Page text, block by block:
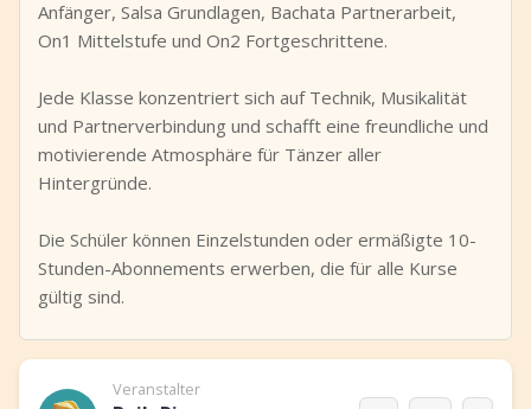
Anfänger, Salsa Grundlagen, Bachata Partnerarbeit,
On1 Mittelstufe und On2 Fortgeschrittene.
Jede Klasse konzentriert sich auf Technik, Musikalität
und Partnerverbindung und schafft eine freundliche und
motivierende Atmosphäre für Tänzer aller
Hintergründe.
Die Schüler können Einzelstunden oder ermäßigte 10-
Stunden-Abonnements erwerben, die für alle Kurse
gültig sind.
Veranstalter